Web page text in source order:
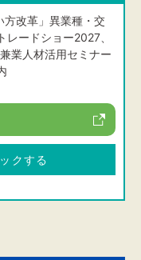
改革」異業種・交
ードショー2027、
業人材活用セミナー
クする